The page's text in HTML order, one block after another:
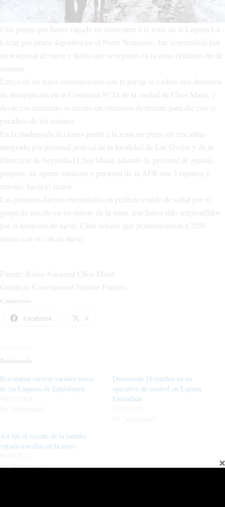
Una pareja que había viajado en camioneta a la zona de la Laguna La
Leche por pesca deportiva en el Norte Neuquino, fue sorprendida por
un temporal de nieve y lluvia que se registró en la zona el último fin de
semana.
Luego de no tener comunicación con la pareja se r.adicó una denuncia
de desaparición en la Comisaria N°24 de la ciudad de Chos Malal, y
desde ese momento se montó un operativo de rescate para dar con el
paradero de los mismos.
En la madrugada del lunes partió a la zona un grupo de rescatitas
integrado por personal policial de la localidad de Las Ovejas y de la
Dirección de Seguridad Chos Malal, además de personal de guarda
parques, un agente sanitario y personal de la AFR con 3 equinos y
móviles hacia el sector.
Las personas fueron encontradas en perfecto estado de salud por el
grupo de rescate en un puesto de la zona, tras haber sido sorprendidos
por el temporal de nieve. Cabe señalar que permanecieron a 2050
msnm con 60 cm de nieve.
Fuente: Radio Nacional Chos Malal
Gentileza Corresponsal Nicolás Fuentes
Compártelo:
Facebook X
Relacionado
Rescataron turistas varados cerca
de las Lagunas de Epulafquen
Decomisan 16 truchas en un
operativo de control en Laguna
Escondida
Así fue el rescate de la familia
varada tres días en la nieve
En "Regionales"